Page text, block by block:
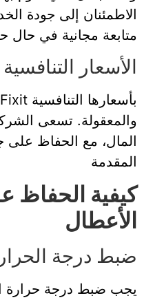
الاطمئنان إلى جودة
متابعة مجانية في
الأسعار التنافسية
والمعقولة. تسعى
المال، مع الحفاظ
المقدمة
كيفية الحفاظ
الأعطال
ضبط درجة
يجب ضبط درجة حرارة